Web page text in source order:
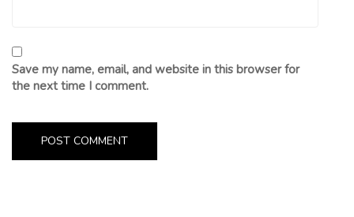
Save my name, email, and website in this browser for
the next time I comment.